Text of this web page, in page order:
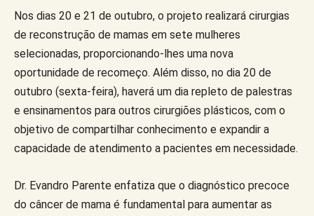
Nos dias 20 e 21 de outubro, o projeto realizará cirurgias
de reconstrução de mamas em sete mulheres
selecionadas, proporcionando-lhes uma nova
oportunidade de recomeço. Além disso, no dia 20 de
outubro (sexta-feira), haverá um dia repleto de palestras
e ensinamentos para outros cirurgiões plásticos, com o
objetivo de compartilhar conhecimento e expandir a
capacidade de atendimento a pacientes em necessidade.
Dr. Evandro Parente enfatiza que o diagnóstico precoce
do câncer de mama é fundamental para aumentar as